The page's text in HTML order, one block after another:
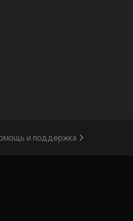
и поддержка